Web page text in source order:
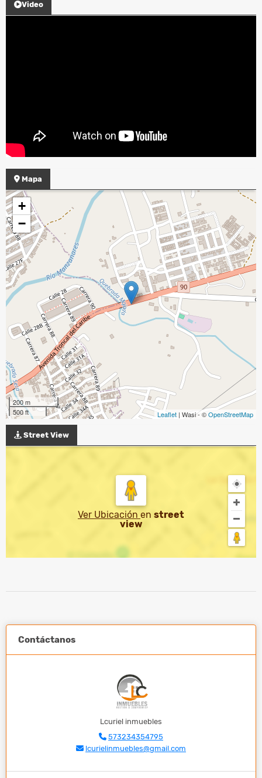
Video
Mapa
+
−
200 m
500 ft
Leaflet | Wasi - ©OpenStreetMap
Street View
Ver Ubicación en street
view
Contáctanos
Lcuriel inmuebles
573234354795
lcurielinmuebles@gmail.com